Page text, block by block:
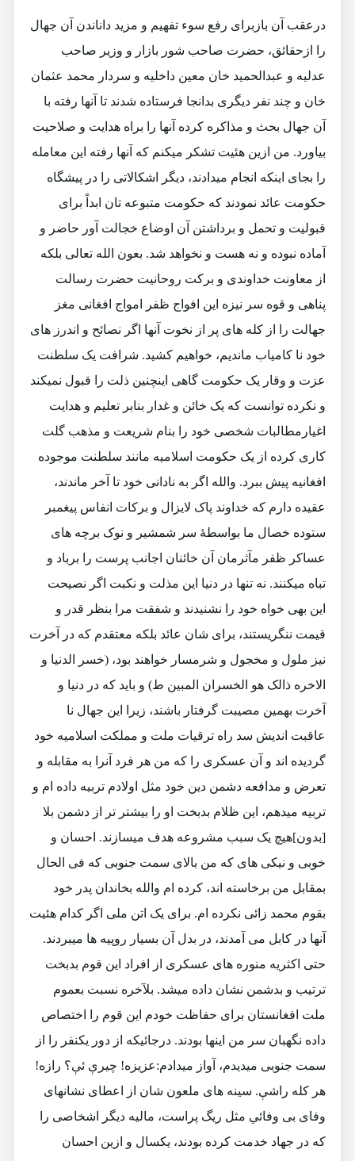
درعقب آن بازبرای رفع سوء تفهیم و مزید داناندن آن جهال
را ازحقائق، حضرت صاحب شور بازار و وزیر صاحب
عدلیه و عبدالحمید خان معین داخلیه و سردار محمد عثمان
خان و چند نفر دیگری بدانجا فرستاده شدند تا آنها رفته با
آن جهال بحث و مذاکره کرده آنها را براه هدایت و صلاحیت
بیاورد. من ازین هئیت تشکر میکنم که آنها رفته این معامله
را بجای اینکه انجام میدادند، دیگر اشکالاتی را در پیشگاه
حکومت عائد نمودند که حکومت متبوعه تان ابداً برای
قبولیت و تحمل و برداشتن آن اوضاع خجالت آور حاضر و
آماده نبوده و نه هست و نخواهد شد. بعون الله تعالی بلکه
از معاونت خداوندی و برکت روحانیت حضرت رسالت
پناهی و قوه سر نیزه این افواج ظفر امواج افغانی مغز
جهالت را از کله های پر از نخوت آنها اگر نصائح و اندرز های
خود نا کامیاب ماندیم، خواهیم کشید. شرافت یک سلطنت
عزت و وقار یک حکومت گاهی اینچنین ذلت را قبول نمیکند
و نکرده توانست که یک خائن و غدار بنابر تعلیم و هدایت
اغیارمطالبات شخصی خود را بنام شریعت و مذهب گلت
کاری کرده از یک حکومت اسلامیه مانند سلطنت موجوده
افغانیه پیش ببرد. والله اگر به نادانی خود تا آخر ماندند،
عقیده دارم که خداوند پاک لایزال و برکات انفاس پیغمبر
ستوده خصال ما بواسطۀ سر شمشیر و نوک برچه های
عساکر ظفر مآثرمان آن خائنان اجانب پرست را برباد و
تباه میکنند. نه تنها در دنیا این مذلت و نکبت اگر نصیحت
این بهی خواه خود را نشنیدند و شفقت مرا بنظر قدر و
قیمت ننگریستند، برای شان عائد بلکه معتقدم که در آخرت
نیز ملول و مخجول و شرمسار خواهند بود، (خسر الدنیا و
الاخره ذالک هو الخسران المبین ط) و باید که در دنیا و
آخرت بهمین مصیبت گرفتار باشند، زیرا این جهال نا
عاقبت اندیش سد راه ترقیات ملت و مملکت اسلامیه خود
گردیده اند و آن عسکری را که من هر فرد آنرا به مقابله و
تعرض و مدافعه دشمن دین خود مثل اولادم تربیه داده ام و
تربیه میدهم، این ظلام بدبخت او را بیشتر تر از دشمن بلا
[بدون]هیچ یک سبب مشروعه هدف میسازند. احسان و
خوبی و نیکی های که من بالای سمت جنوبی که فی الحال
بمقابل من برخاسته اند، کرده ام والله بخاندان پدر خود
بقوم محمد زائی نکرده ام. برای یک اتن ملی اگر کدام هئیت
آنها در کابل می آمدند، در بدل آن بسیار روپیه ها میبردند.
حتی اکثریه منوره های عسکری از افراد این قوم بدبخت
ترتیب و بدشمن نشان داده میشد. بلآخره نسبت بعموم
ملت افغانستان برای حفاظت خودم این قوم را اختصاص
داده نگهبان سر من اینها بودند. درجائیکه از دور یکنفر را از
سمت جنوبی میدیدم، آواز میدادم:عزیزه! چیرې ئې؟ رازه!
هر کله راشې. سینه های ملعون شان از اعطای نشانهای
وفای بی وفائي مثل ریگ پراست، مالیه دیگر اشخاصی را
که در جهاد خدمت کرده بودند، یکسال و ازین احسان